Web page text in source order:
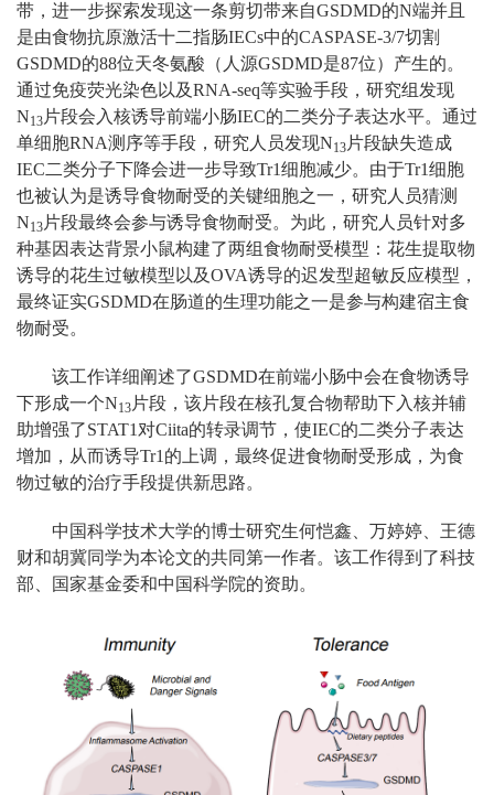
带，进一步探索发现这一条剪切带来自GSDMD的N端并且
是由食物抗原激活十二指肠IECs中的CASPASE-3/7切割
GSDMD的88位天冬氨酸（人源GSDMD是87位）产生的。
通过免疫荧光染色以及RNA-seq等实验手段，研究组发现
N13 片段会入核诱导前端小肠IEC的二类分子表达水平。通过
单细胞RNA测序等手段，研究人员发现N13 片段缺失造成
IEC二类分子下降会进一步导致Tr1细胞减少。由于Tr1细胞
也被认为是诱导食物耐受的关键细胞之一，研究人员猜测
N13 片段最终会参与诱导食物耐受。为此，研究人员针对多
种基因表达背景小鼠构建了两组食物耐受模型：花生提取物
诱导的花生过敏模型以及OVA诱导的迟发型超敏反应模型，
最终证实GSDMD在肠道的生理功能之一是参与构建宿主食
物耐受。
该工作详细阐述了GSDMD在前端小肠中会在食物诱导
下形成一个N13 片段，该片段在核孔复合物帮助下入核并辅
助增强了STAT1对Ciita的转录调节，使IEC的二类分子表达
增加，从而诱导Tr1的上调，最终促进食物耐受形成，为食
物过敏的治疗手段提供新思路。
中国科学技术大学的博士研究生何恺鑫、万婷婷、王德
财和胡冀同学为本论文的共同第一作者。该工作得到了科技
部、国家基金委和中国科学院的资助。